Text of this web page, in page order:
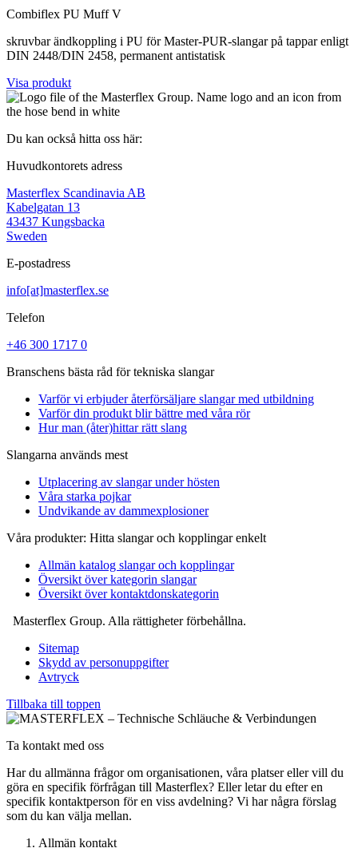
Combiflex PU Muff V
skruvbar ändkoppling i PU för Master-PUR-slangar på tappar enligt
DIN 2448/DIN 2458, permanent antistatisk
Visa produkt
Du kan också hitta oss här:
Huvudkontorets adress
Masterflex Scandinavia AB
Kabelgatan 13
43437 Kungsbacka
Sweden
E-postadress
info[at]masterflex.se
Telefon
+46 300 1717 0
Branschens bästa råd för tekniska slangar
Varför vi erbjuder återförsäljare slangar med utbildning
Varför din produkt blir bättre med våra rör
Hur man (åter)hittar rätt slang
Slangarna används mest
Utplacering av slangar under hösten
Våra starka pojkar
Undvikande av dammexplosioner
Våra produkter: Hitta slangar och kopplingar enkelt
Allmän katalog slangar och kopplingar
Översikt över kategorin slangar
Översikt över kontaktdonskategorin
Masterflex Group. Alla rättigheter förbehållna.
Sitemap
Skydd av personuppgifter
Avtryck
Tillbaka till toppen
Ta kontakt med oss
Har du allmänna frågor om organisationen, våra platser eller vill du
göra en specifik förfrågan till Masterflex? Eller letar du efter en
specifik kontaktperson för en viss avdelning? Vi har några förslag
som du kan välja mellan.
Allmän kontakt